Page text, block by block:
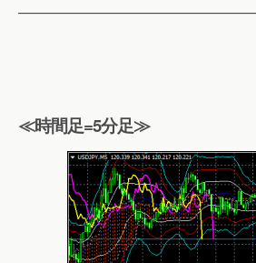
≪時間足=5分足≫